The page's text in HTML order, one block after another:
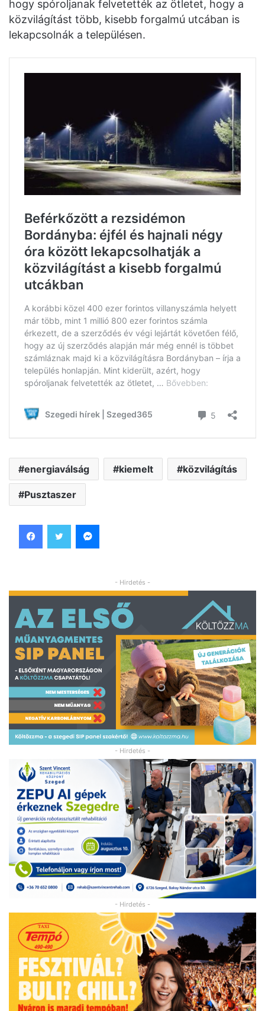
hogy spóroljanak felvetették az ötletet, hogy a
közvilágítást több, kisebb forgalmú utcában is
lekapcsolnák a településen.
energiaválság kiemelt közvilágítás
Pusztaszer
- Hirdetés -
- Hirdetés -
- Hirdetés -